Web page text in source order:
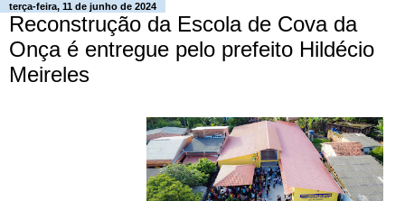
terça-feira, 11 de junho de 2024
Reconstrução da Escola de Cova da
Onça é entregue pelo prefeito Hildécio
Meireles